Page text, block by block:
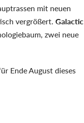
mit neuen
vergrößert. Galactic
zwei neue
Ende August dieses